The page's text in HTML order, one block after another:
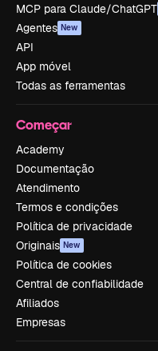
MCP para Claude/ChatGPT
Agentes New
API
App móvel
Todas as ferramentas
Começar
Academy
Documentação
Atendimento
Termos e condições
Política de privacidade
Originais New
Política de cookies
Central de confiabilidade
Afiliados
Empresas